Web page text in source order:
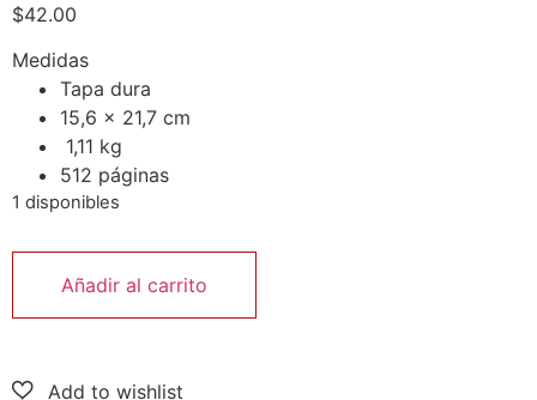
$42.00
Medidas
Tapa dura
15,6 x 21,7 cm
1,11 kg
512 páginas
1 disponibles
Añadir al carrito